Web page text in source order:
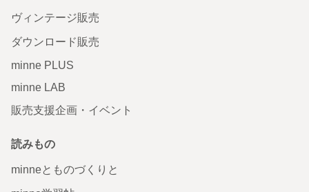
ヴィンテージ販売
ダウンロード販売
minne PLUS
minne LAB
販売支援企画・イベント
読みもの
minneとものづくりと